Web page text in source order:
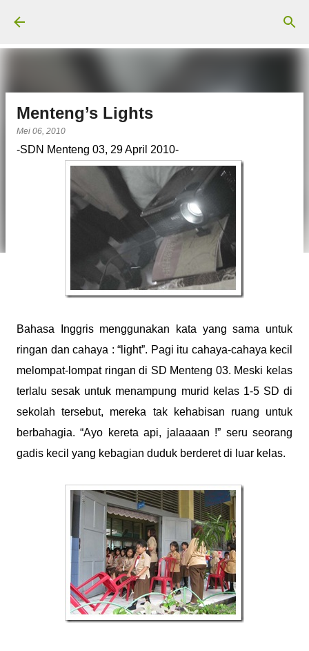
Menteng’s Lights
Mei 06, 2010
-SDN Menteng 03, 29 April 2010-
Bahasa Inggris menggunakan kata yang sama untuk
ringan dan cahaya : “light”. Pagi itu cahaya-cahaya kecil
melompat-lompat ringan di SD Menteng 03. Meski kelas
terlalu sesak untuk menampung murid kelas 1-5 SD di
sekolah tersebut, mereka tak kehabisan ruang untuk
berbahagia. “Ayo kereta api, jalaaaan !” seru seorang
gadis kecil yang kebagian duduk berderet di luar kelas.